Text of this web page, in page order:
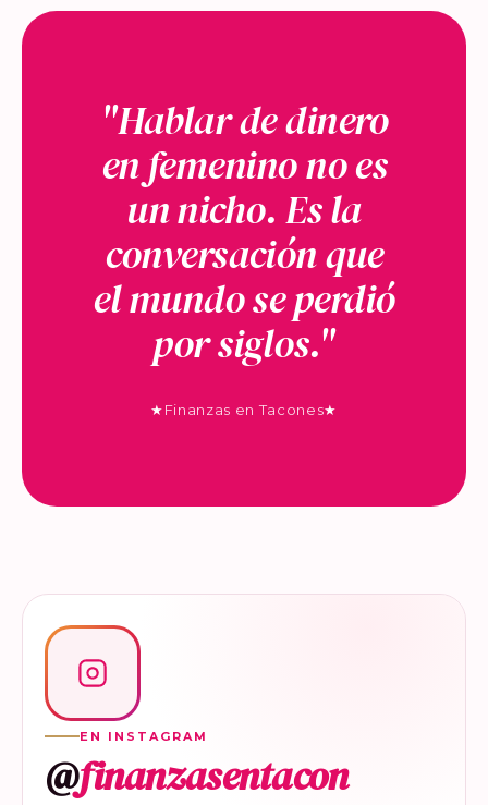
"Hablar de dinero
en femenino no es
un nicho. Es la
conversación que
el mundo se perdió
por siglos."
★Finanzas en Tacones★
EN INSTAGRAM
@finanzasentacon